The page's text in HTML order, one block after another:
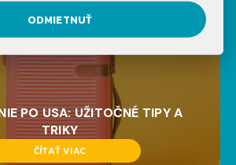
PO USA: UŽITOČNÉ TIPY A
TRIKY
ČÍTAŤ VIAC
ODMIETNUŤ